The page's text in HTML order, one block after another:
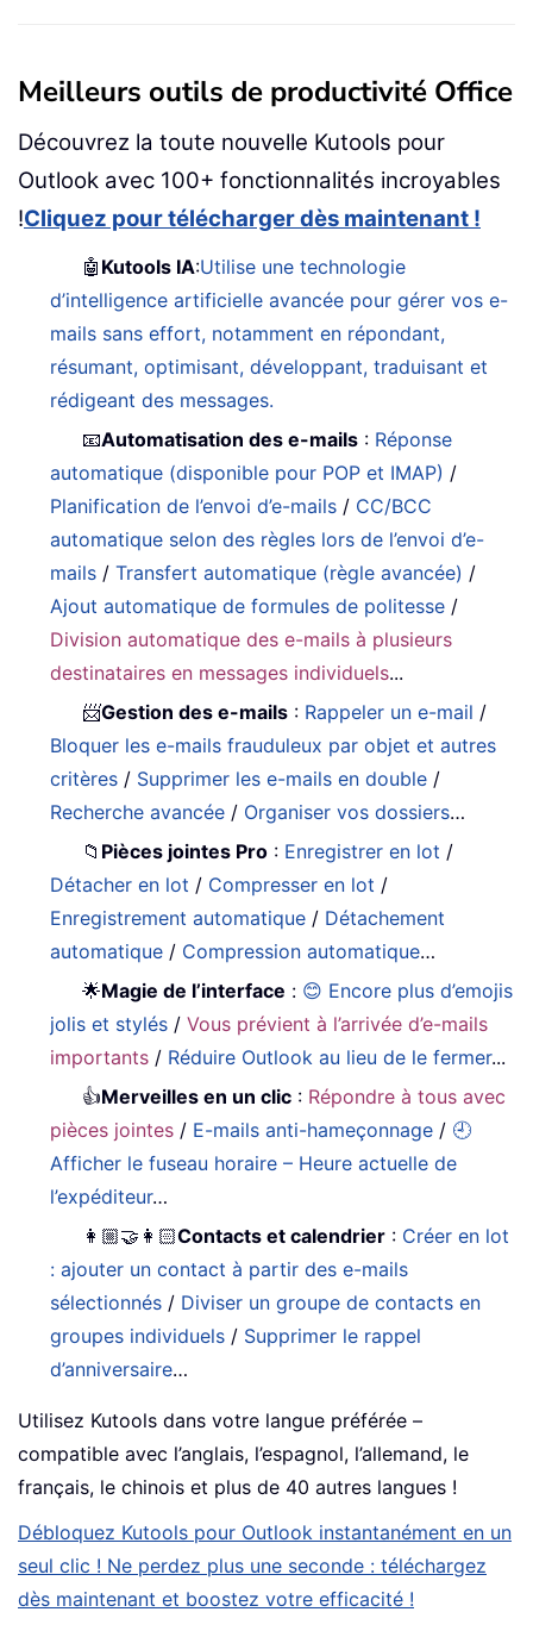
Meilleurs outils de productivité Office
Découvrez la toute nouvelle Kutools pour
Outlook avec 100+ fonctionnalités incroyables
!Cliquez pour télécharger dès maintenant !
🤖 Kutools IA:Utilise une technologie
d’intelligence artificielle avancée pour gérer vos e-
mails sans effort, notamment en répondant,
résumant, optimisant, développant, traduisant et
rédigeant des messages.
📧Automatisation des e-mails : Réponse
automatique (disponible pour POP et IMAP) /
Planification de l’envoi d’e-mails / CC/BCC
automatique selon des règles lors de l’envoi d’e-
mails /Transfert automatique (règle avancée) /
Ajout automatique de formules de politesse /
Division automatique des e-mails à plusieurs
destinataires en messages individuels...
📨Gestion des e-mails : Rappeler un e-mail /
Bloquer les e-mails frauduleux par objet et autres
critères / Supprimer les e-mails en double /
Recherche avancée / Organiser vos dossiers…
📁 Pièces jointes Pro : Enregistrer en lot /
Détacher en lot / Compresser en lot /
Enregistrement automatique / Détachement
automatique / Compression automatique…
🌟Magie de l’interface : 😊 Encore plus d’emojis
jolis et stylés /Vous prévient à l’arrivée d’e-mails
importants / Réduire Outlook au lieu de le fermer...
👍Merveilles en un clic : Répondre à tous avec
pièces jointes / E-mails anti-hameçonnage / 🕘
Afficher le fuseau horaire – Heure actuelle de
l’expéditeur…
👩🏼‍🤝‍👩🏻Contacts et calendrier : Créer en lot
: ajouter un contact à partir des e-mails
sélectionnés / Diviser un groupe de contacts en
groupes individuels / Supprimer le rappel
d’anniversaire…
Utilisez Kutools dans votre langue préférée –
compatible avec l’anglais, l’espagnol, l’allemand, le
français, le chinois et plus de 40 autres langues !
Débloquez Kutools pour Outlook instantanément en un
seul clic ! Ne perdez plus une seconde : téléchargez
dès maintenant et boostez votre efficacité !